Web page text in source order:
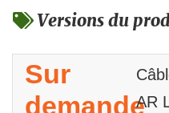
Versions du
Sur
demandeAR